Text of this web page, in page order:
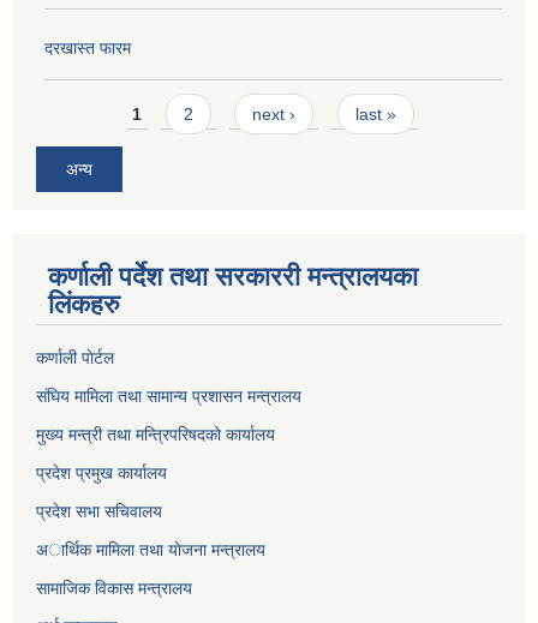
दरखास्त फारम
Pages1 2 next › last »
अन्य
कर्णाली पर्देश तथा सरकाररी मन्त्रालयका
लिंकहरु
कर्णाली पाेर्टल
संघिय मामिला तथा सामान्य प्रशासन मन्त्रालय
मुख्य मन्त्री तथा मन्त्रिपरिषदको कार्यालय
प्रदेश प्रमुख कार्यालय
प्रदेश सभा सचिवालय
अार्थिक मामिला तथा याेजना मन्त्रालय
सामाजिक विकास मन्त्रालय